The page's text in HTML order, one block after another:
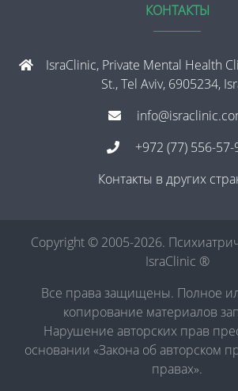
КОНТАКТЫ
IsraClinic, Private Mental Health
St., Tel Aviv, 6905234,
+972 (77) 556-57-
Контакты в других
Copyright © 2005-2026.
IsraClinic ®
Все права защищены. Полное
копирование материалов
Нарушение авторских прав
основании «Закона об авторском
правах».